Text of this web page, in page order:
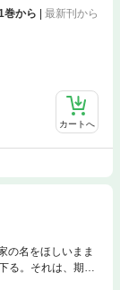
巻から | 最新刊から
カートへ
の名をほしいまま
る。それは、期せ
た。臨海地区の埋